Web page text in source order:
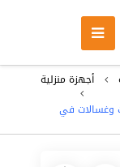
أجهزة منزلية
وغسالات في